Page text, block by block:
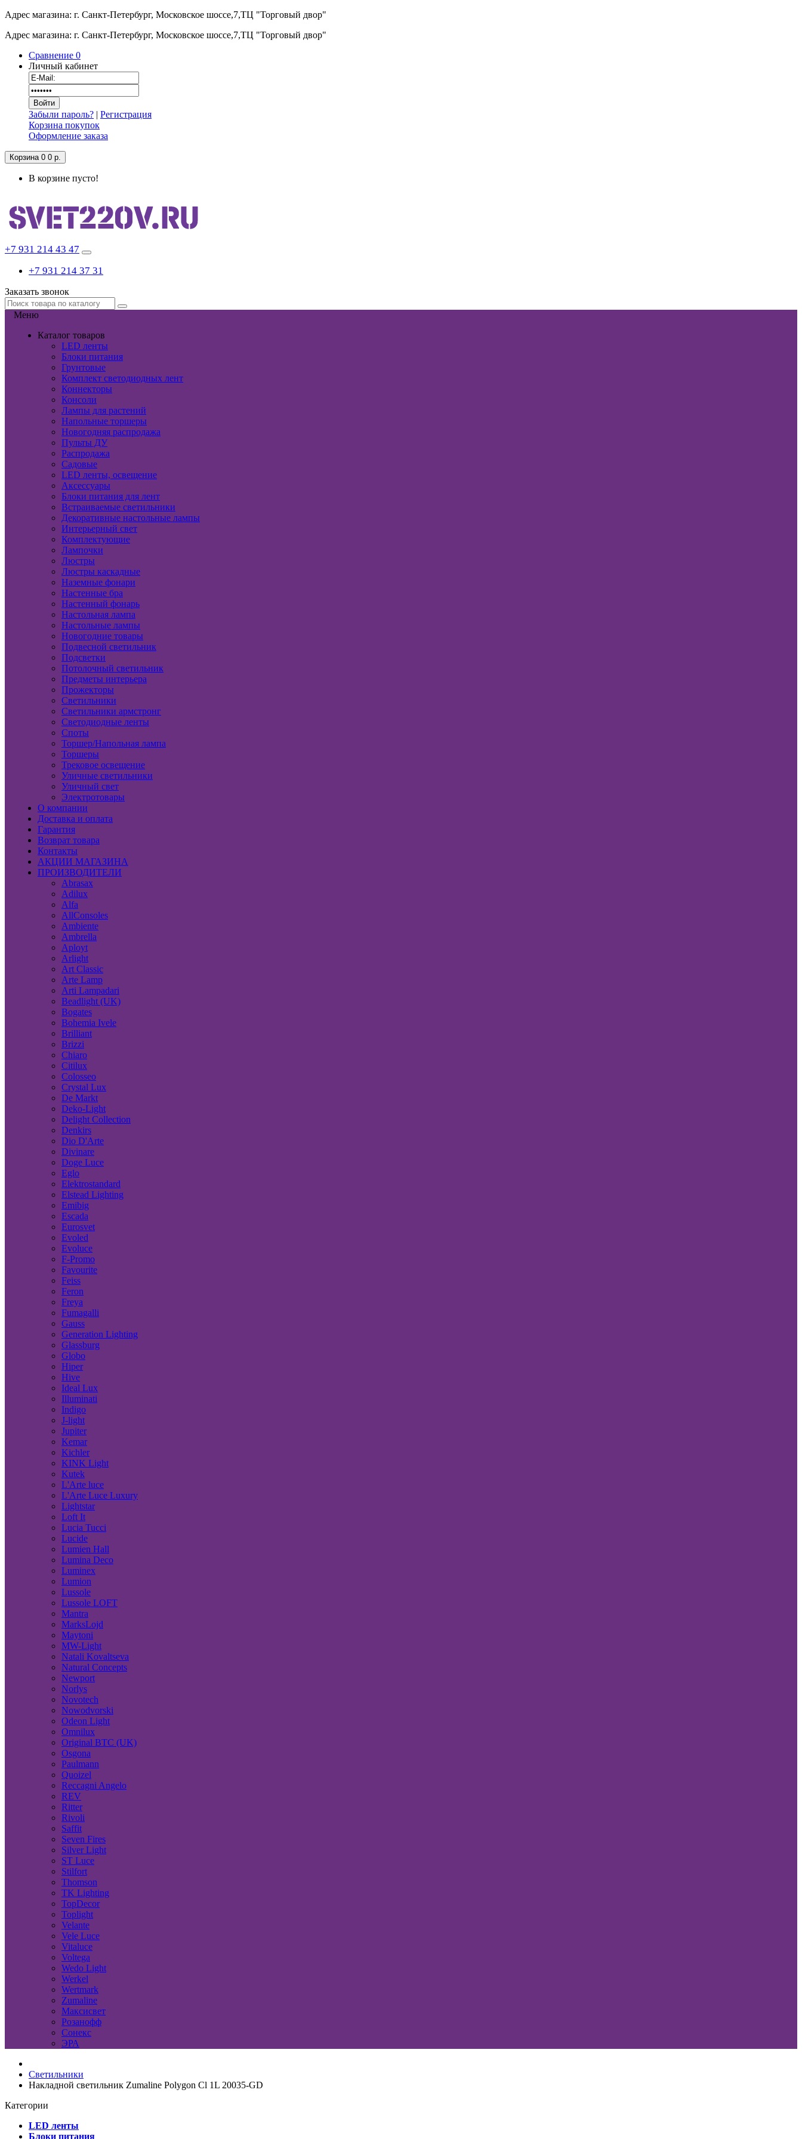
Адрес магазина: г. Санкт-Петербург, Московское шоссе,7,ТЦ "Торговый двор"
Адрес магазина: г. Санкт-Петербург, Московское шоссе,7,ТЦ "Торговый двор"
Сравнение 0
Личный кабинет
Забыли пароль? | Регистрация
Корзина покупок
Оформление заказа
Корзина 0 0 р.
В корзине пусто!
+7 931 214 43 47
+7 931 214 37 31
Заказать звонок
Меню
Каталог товаров
LED ленты
Блоки питания
Грунтовые
Комплект светодиодных лент
Коннекторы
Консоли
Лампы для растений
Напольные торшеры
Новогодняя распродажа
Пульты ДУ
Распродажа
Садовые
LED ленты, освещение
Аксессуары
Блоки питания для лент
Встраиваемые светильники
Декоративные настольные лампы
Интерьерный свет
Комплектующие
Лампочки
Люстры
Люстры каскадные
Наземные фонари
Настенные бра
Настенный фонарь
Настольная лампа
Настольные лампы
Новогодние товары
Подвесной светильник
Подсветки
Потолочный светильник
Предметы интерьера
Прожекторы
Светильники
Светильники армстронг
Светодиодные ленты
Споты
Торшер/Напольная лампа
Торшеры
Трековое освещение
Уличные светильники
Уличный свет
Электротовары
О компании
Доставка и оплата
Гарантия
Возврат товара
Контакты
АКЦИИ МАГАЗИНА
ПРОИЗВОДИТЕЛИ
Abrasax
Adilux
Alfa
AllConsoles
Ambiente
Ambrella
Aployt
Arlight
Art Classic
Arte Lamp
Arti Lampadari
Beadlight (UK)
Bogates
Bohemia Ivele
Brilliant
Brizzi
Chiaro
Citilux
Colosseo
Crystal Lux
De Markt
Deko-Light
Delight Collection
Denkirs
Dio D'Arte
Divinare
Doge Luce
Eglo
Elektrostandard
Elstead Lighting
Emibig
Escada
Eurosvet
Evoled
Evoluce
F-Promo
Favourite
Feiss
Feron
Freya
Fumagalli
Gauss
Generation Lighting
Glassburg
Globo
Hiper
Hive
Ideal Lux
Illuminati
Indigo
J-light
Jupiter
Kemar
Kichler
KINK Light
Kutek
L'Arte luce
L'Arte Luce Luxury
Lightstar
Loft It
Lucia Tucci
Lucide
Lumien Hall
Lumina Deco
Luminex
Lumion
Lussole
Lussole LOFT
Mantra
MarksLojd
Maytoni
MW-Light
Natali Kovaltseva
Natural Concepts
Newport
Norlys
Novotech
Nowodvorski
Odeon Light
Omnilux
Original BTC (UK)
Osgona
Paulmann
Quoizel
Reccagni Angelo
REV
Ritter
Rivoli
Saffit
Seven Fires
Silver Light
ST Luce
Stilfort
Thomson
TK Lighting
TopDecor
Toplight
Velante
Vele Luce
Vitaluce
Voltega
Wedo Light
Werkel
Wertmark
Zumaline
Максисвет
Розанофф
Сонекс
ЭРА
Светильники
Накладной светильник Zumaline Polygon Cl 1L 20035-GD
Категории
LED ленты
Блоки питания